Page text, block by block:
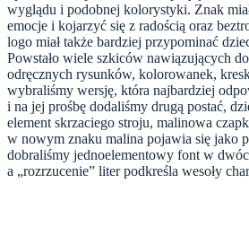
wyglądu i podobnej kolorystyki. Znak
emocje i kojarzyć się z radością oraz
logo miał także bardziej przypominać
Powstało wiele szkiców nawiązujących
odręcznych rysunków, kolorowanek,
wybraliśmy wersję, która najbardziej
i na jej prośbę dodaliśmy drugą postać,
element skrzaciego stroju, malinowa
w nowym znaku malina pojawia się jako
dobraliśmy jednoelementowy font w
a „rozrzucenie” liter podkreśla wesoły